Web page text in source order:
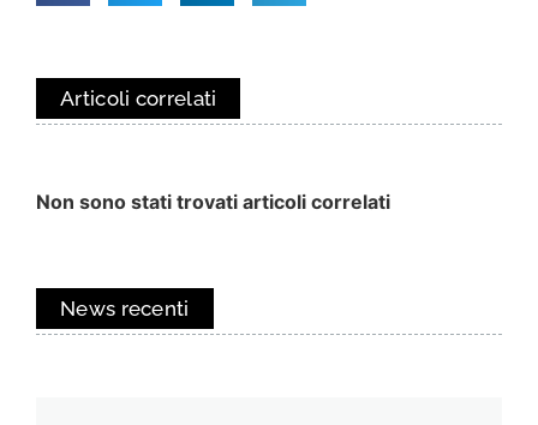
Articoli correlati
Non sono stati trovati articoli correlati
News recenti